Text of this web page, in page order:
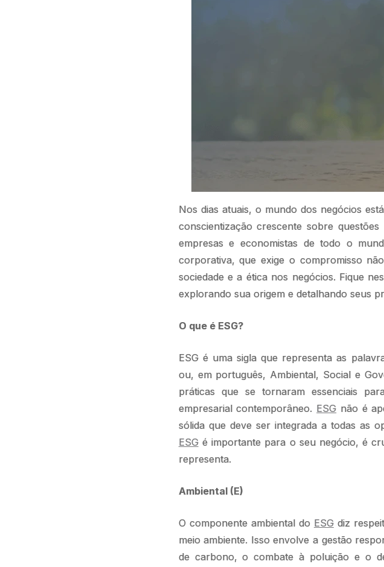
Nos dias atuais, o mundo dos negócios
conscientização crescente sobre
empresas e economistas de todo o
corporativa, que exige o compromisso
sociedade e a ética nos negócios. Fique
explorando sua origem e detalhando seus
O que é ESG?
ESG é uma sigla que representa as
ou, em português, Ambiental, Social e
práticas que se tornaram essenciais
empresarial contemporâneo. ESG não é
sólida que deve ser integrada a todas as
ESGé importante para o seu negócio, é
representa.
Ambiental (E)
O componente ambiental do ESGdiz
meio ambiente. Isso envolve a gestão
de carbono, o combate à poluição e o